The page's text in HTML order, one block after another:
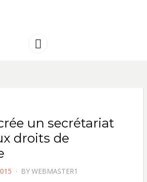
AMERIQUE
Menu
un secrétariat
droits de
BY WEBMASTER1